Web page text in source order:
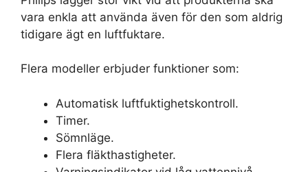
vara enkla att använda även för den som aldrig
tidigare ägt en luftfuktare.
Flera modeller erbjuder funktioner som:
Automatisk luftfuktighetskontroll.
Timer.
Sömnläge.
Flera fläkthastigheter.